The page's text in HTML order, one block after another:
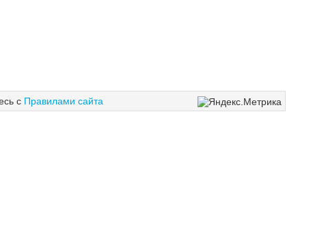
с Правилами сайта